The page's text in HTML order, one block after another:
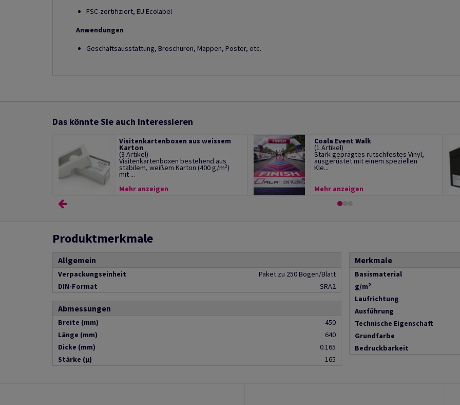
FSC-zertifiziert, EU Ecolabel
Anwendungen
Geschäftsausstattung, Broschüren, Mappen, Poster, etc.
Das könnte Sie auch interessieren
Visitenkartenboxen aus weissem
Karton
(3 Artikel)
Visitenkartenboxen bestehend aus
stabilem, weißem Karton (400 g/m²)
mit ...
Mehr anzeigen
Coala Event Walk
(1 Artikel)
Stark geprägtes rutschfestes Vinyl,
ausgerüstet mit einem speziellen
Kle...
Mehr anzeigen
Produktmerkmale
Allgemein
Verpackungseinheit
Paket zu 250 Bogen/Blatt
DIN-Format
SRA2
Abmessungen
Breite (mm)
450
Länge (mm)
640
Dicke (mm)
0.165
Stärke (µ)
165
Merkmale
Basismaterial
g/m²
Laufrichtung
Ausführung
Technische Eigenschaft
Grundfarbe
Bedruckbarkeit